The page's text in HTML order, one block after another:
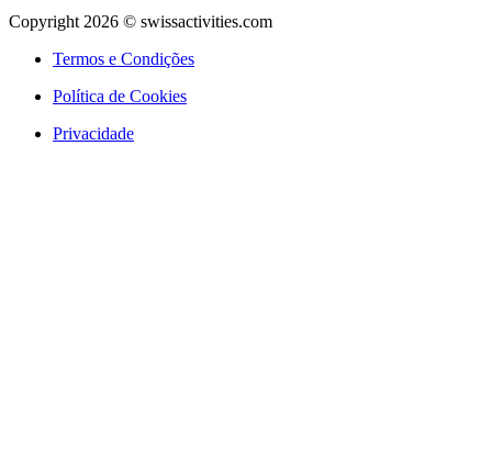
Copyright 2026 © swissactivities.com
Termos e Condições
Política de Cookies
Privacidade